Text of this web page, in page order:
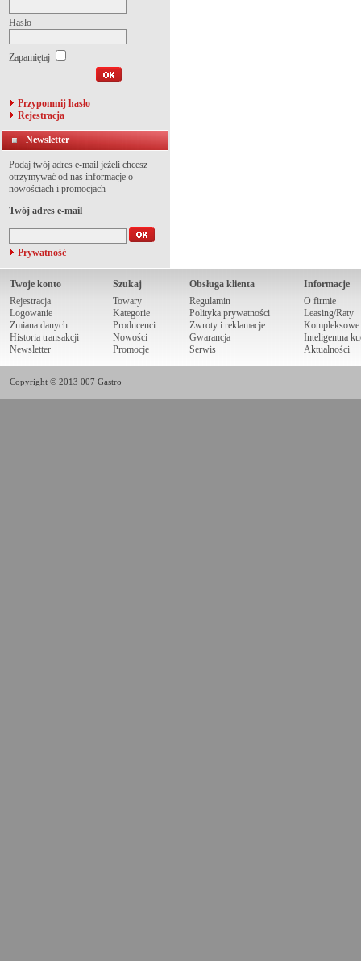
Hasło
Zapamiętaj
Przypomnij hasło
Rejestracja
Newsletter
Podaj twój adres e-mail jeżeli chcesz
otrzymywać od nas informacje o
nowościach i promocjach
Twój adres e-mail
Prywatność
Twoje konto
Rejestracja
Logowanie
Zmiana danych
Historia transakcji
Newsletter
Szukaj
Towary
Kategorie
Producenci
Nowości
Promocje
Obsługa klienta
Regulamin
Polityka prywatności
Zwroty i reklamacje
Gwarancja
Serwis
Informacje
O firmie
Leasing/Raty
Kompleksowe
Inteligentna
Aktualności
Copyright © 2013 007 Gastro